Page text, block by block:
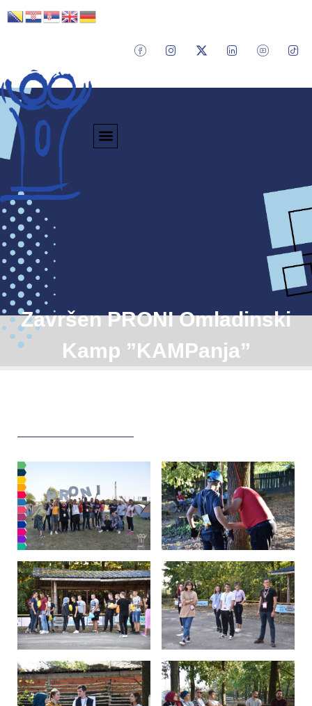
Završen PRONI Omladinski
Kamp ”KAMPanja”